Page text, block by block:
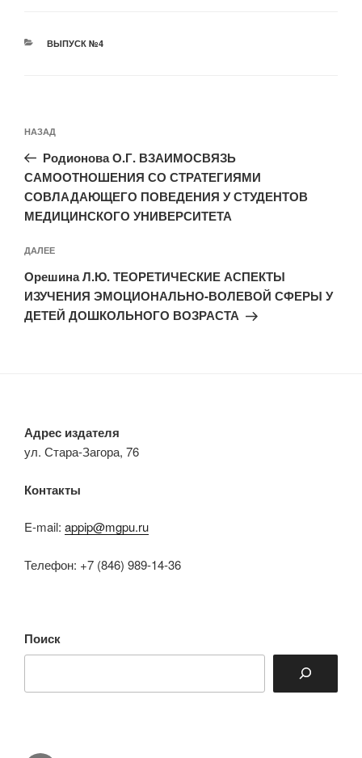
РУБРИКИ
ВЫПУСК №4
по
записям
Предыдущая
запись:
НАЗАД
Родионова О.Г. ВЗАИМОСВЯЗЬ
САМООТНОШЕНИЯ СО СТРАТЕГИЯМИ
СОВЛАДАЮЩЕГО ПОВЕДЕНИЯ У СТУДЕНТОВ
МЕДИЦИНСКОГО УНИВЕРСИТЕТА
Следующая
запись
ДАЛЕЕ
Орешина Л.Ю. ТЕОРЕТИЧЕСКИЕ АСПЕКТЫ
ИЗУЧЕНИЯ ЭМОЦИОНАЛЬНО-ВОЛЕВОЙ СФЕРЫ У
ДЕТЕЙ ДОШКОЛЬНОГО ВОЗРАСТА
Адрес издателя
ул. Стара-Загора, 76
Контакты
E-mail: appip@mgpu.ru
Телефон: +7 (846) 989-14-36
Поиск